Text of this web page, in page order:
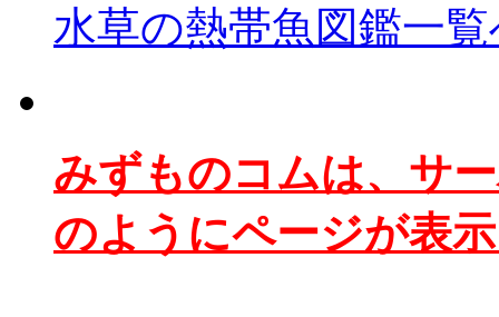
水草の熱帯魚図鑑一
みずものコムは、サ
のようにページが表